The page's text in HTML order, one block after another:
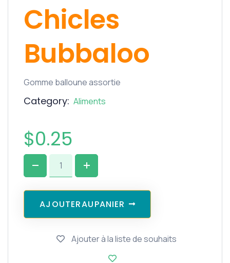
Chicles
Bubbaloo
Gomme balloune assortie
Category: Aliments
$0.25
AJ OUTERAUPANIER
Ajouter à la liste de souhaits